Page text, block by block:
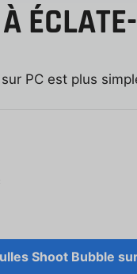
sur PC est plus
Shoot Bubble